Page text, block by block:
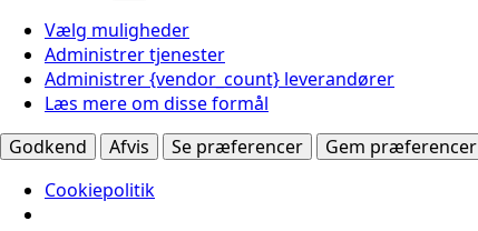
Vælg muligheder
Administrer tjenester
Administrer {vendor_count} leverandører
Læs mere om disse formål
Godkend
Afvis Se præferencer Gem præferencer
Cookiepolitik